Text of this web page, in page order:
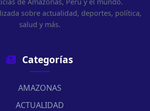
sobre actualidad, deportes, política,
salud y más.
Categorías
AMAZONAS
ACTUALIDAD